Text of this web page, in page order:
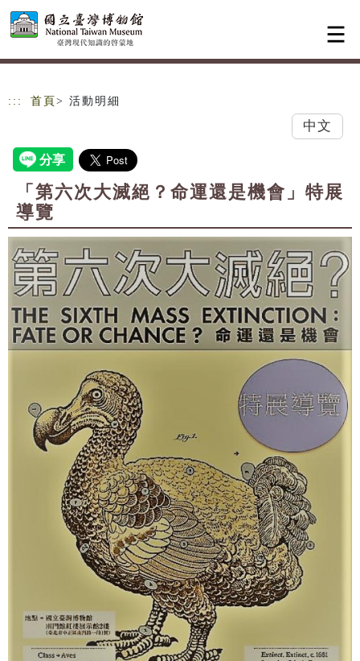
跳到主要內容
網站導覽
::: 首頁 > 活動明細
中文
「第六次大滅絕？命運還是機會」特展
導覽